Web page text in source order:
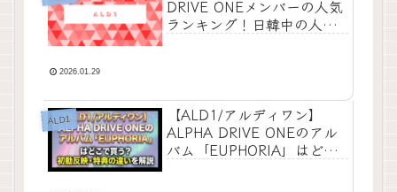
DRIVE ONEメンバーの人気
ランキング！日韓中の人気
2026.01.29
ALD1
【ALD1/アルディワン】
ALPHA DRIVE ONEのアル
バム「EUPHORIA」はどこ